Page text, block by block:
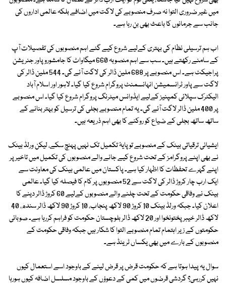
میں غیر ضروری التوا نہ صرف منصوبے کی لاگت میں اضافے بلکہ عالمی اداروں کی
جانب سے جرمانوں کا باعث بھی بن رہا ہے۔
اب ہم ترسیلی نظام کی بہتری کےلیے شروع کیے گئے اہم منصوبوں کی تفصیلات آپ
کے سامنے رکھتے ہیں۔ سب سے اہم منصوبہ 660 میگاواٹ کا جامشورو پاور جنریشن
پراجیکٹ ہے۔ اس منصوبے پر 688 ملین ڈالر کی لاگت آئے گی۔ 544 ملین ڈالر کی
لاگت سے پاور ٹرانسمیشن انہانسمنٹ پروگرام شروع کیا گیا۔ لاہور اور اسلام آباد
الیکٹرک سپلائی کمپنیز کےلیے ایڈوانس میٹرنگ پروگرام شروع کیا گیا۔ اس منصوبے
پر 400 ملین ڈالر لاگت آئے گی۔ یہ تمام منصوبے بجلی کی ترسیل کو بہتر بنانے کے
ساتھ ساتھ بجلی کے ضیاع کو روکنے کا بھی اہم ذریعہ ہیں۔
ایشیائی ترقیاتی بینک کے منصوبے تو پایۂ تکمیل تک نہیں پہنچ سکے، لیکن ورلڈ بینک
نے بھی اپنے پروگرامز کے تحت شروع کیے جانے والے منصوبوں کی تکمیل میں تاخیر پر
اپنے گہرے تحفظات کا اظہار کیا ہے۔ پاکستان میں عالمی بینک کی معاونت سے
ایک ارب چار کروڑ ڈالر کی لاگت سے 52 منصوبوں پر کام کا فیصلہ کیا گیا۔ عالمی
بینک نے وفاقی حکومت کے تحت چلنے والے منصوبوں کےلیے 60 کروڑ ڈالر دینے کا
اعلان کیا۔ جبکہ ورلڈ بینک 10 کروڑ 90 لاکھ پنجاب، 10 کروڑ 90 لاکھ ڈالر سندھ، 40
لاکھ ڈالر خیبرپختونخوا اور 20 لاکھ ڈالر بلوچستان حکومت کو فراہم کررہا ہے۔ صوبائی
حکومتوں کے زیر اہتمام تمام منصوبے التوا کا شکار ہیں جبکہ وفاقی حکومت کے
منصوبوں کے بارے میں بھی یکساں ٹرینڈ ہے۔
سوال یہ پیدا ہوتا ہے کہ حکومت قرض پر قرض لینے کے باوجود اسے استعمال کیوں
نہیں کررہی؟ گردشی قرضوں میں کمی کے دعوؤں کے باوجود مسلسل اضافہ کیوں ہورہا